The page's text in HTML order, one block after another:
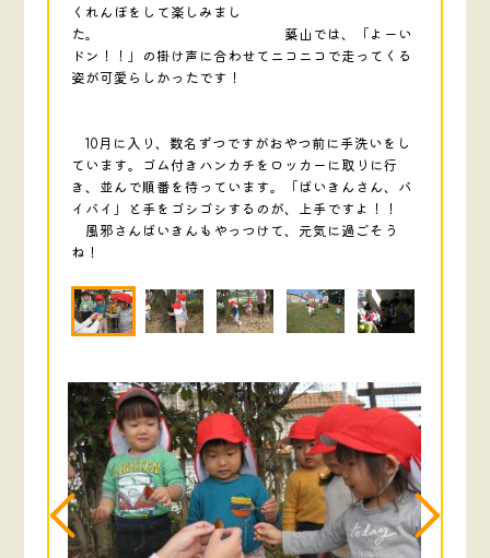
くれんぼをして楽しみまし
た。 築山では、「よーい
ドン！！」の掛け声に合わせてニコニコで走ってくる
姿が可愛らしかったです！
10月に入り、数名ずつですがおやつ前に手洗いをし
ています。ゴム付きハンカチをロッカーに取りに行
き、並んで順番を待っています。「ばいきんさん、バ
イバイ」と手をゴシゴシするのが、上手ですよ！！
風邪さんばいきんもやっつけて、元気に過ごそう
ね！